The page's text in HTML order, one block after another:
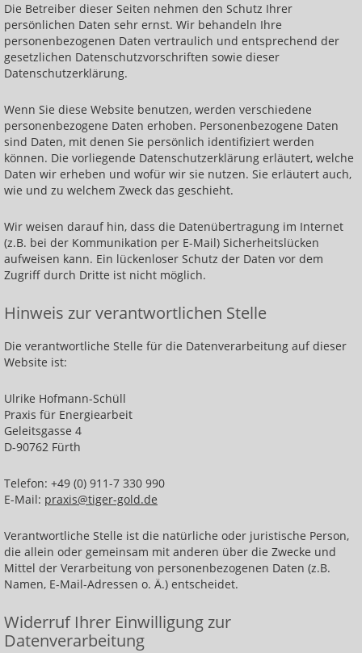
Schmuckausstellungen
Venusprojekt
Venusprojekt - Schlüsselanhänger
Sternenbahnen
Broschen
Halsschmuck
Anhänger
Ohrringe
Ringe und Armreifen
Entwürfe
Historische Galerie
Sterne
Malerei
Mischtechnik
Aquarelle
Über mich
Feedback
Kontakt
Die Betreiber dieser Seiten nehmen den Schutz Ihrer
persönlichen Daten sehr ernst. Wir behandeln Ihre
personenbezogenen Daten vertraulich und entsprechend der
gesetzlichen Datenschutzvorschriften sowie dieser
Datenschutzerklärung.
Wenn Sie diese Website benutzen, werden verschiedene
personenbezogene Daten erhoben. Personenbezogene Daten
sind Daten, mit denen Sie persönlich identifiziert werden
können. Die vorliegende Datenschutzerklärung erläutert, welche
Daten wir erheben und wofür wir sie nutzen. Sie erläutert auch,
wie und zu welchem Zweck das geschieht.
Wir weisen darauf hin, dass die Datenübertragung im Internet
(z.B. bei der Kommunikation per E-Mail) Sicherheitslücken
aufweisen kann. Ein lückenloser Schutz der Daten vor dem
Zugriff durch Dritte ist nicht möglich.
Hinweis zur verantwortlichen Stelle
Die verantwortliche Stelle für die Datenverarbeitung auf dieser
Website ist:
Ulrike Hofmann-Schüll
Praxis für Energiearbeit
Geleitsgasse 4
D-90762 Fürth
Telefon: +49 (0) 911-7 330 990
E-Mail: praxis@tiger-gold.de
Verantwortliche Stelle ist die natürliche oder juristische Person,
die allein oder gemeinsam mit anderen über die Zwecke und
Mittel der Verarbeitung von personenbezogenen Daten (z.B.
Namen, E-Mail-Adressen o. Ä.) entscheidet.
Widerruf Ihrer Einwilligung zur
Datenverarbeitung